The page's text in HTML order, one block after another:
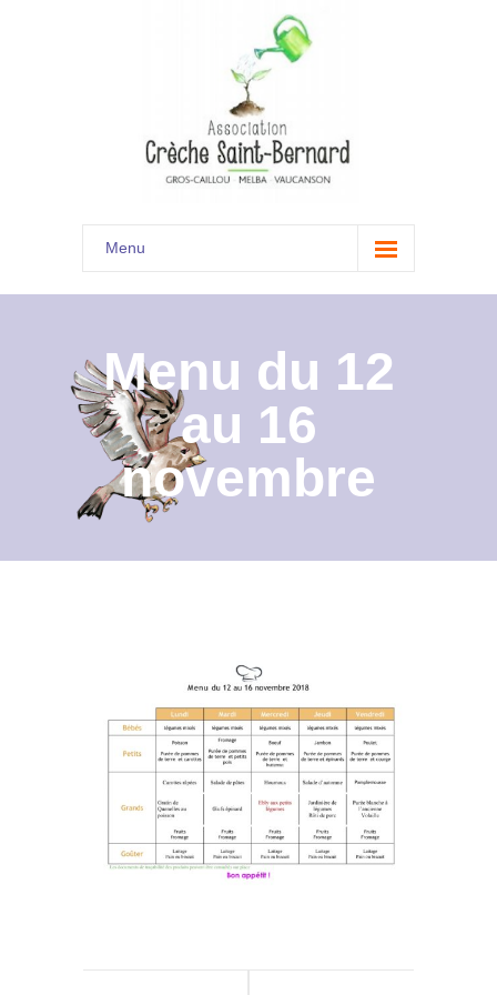
Menu
Accueil
Présentation
Documents
Les menus à venir
Contact
Menu du 12
au 16
novembre